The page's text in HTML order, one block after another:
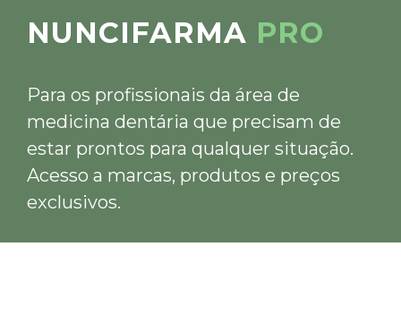
NUNCIFARMA PRO
Para os profissionais da área de
medicina dentária que precisam de
estar prontos para qualquer situação.
Acesso a marcas, produtos e preços
exclusivos.